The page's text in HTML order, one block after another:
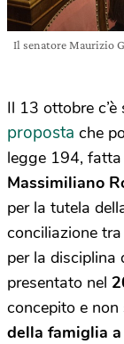
Il senatore Maurizio
Il 13 ottobre
proposta che
legge 194,
Massimiliano
per la tutela
conciliazione
per la disciplina
presentato nel
concepito e
della famiglia